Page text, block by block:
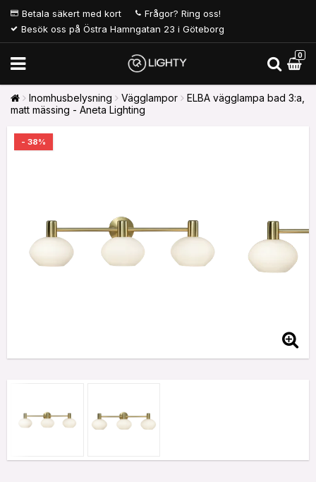
Betala säkert med kort
Frågor? Ring oss!
Besök oss på Östra Hamngatan 23 i Göteborg
0
Inomhusbelysning Vägglampor
ELBA vägglampa bad 3:a,
matt mässing - Aneta Lighting
- 38%